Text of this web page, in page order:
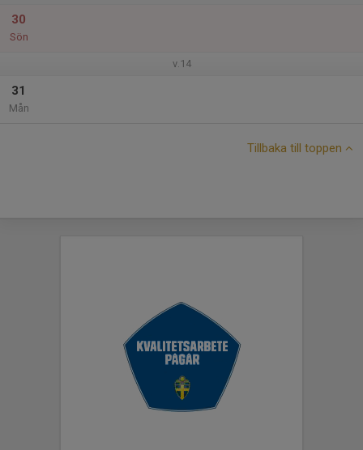
30
Sön
v.14
31
Mån
Tillbaka till toppen